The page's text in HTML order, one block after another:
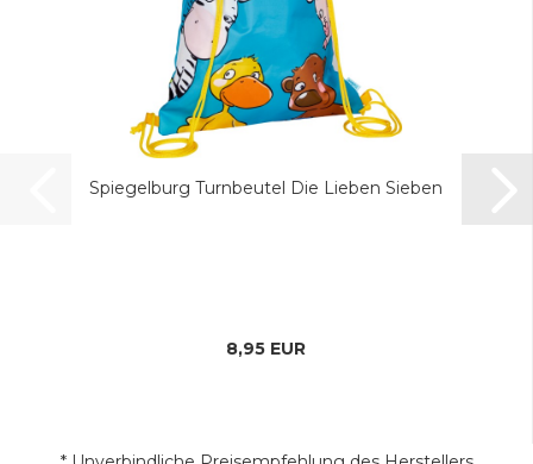
Spiegelburg Turnbeutel Die Lieben Sieben
8,95 EUR